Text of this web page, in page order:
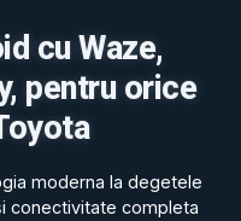
cu Waze,
pentru orice
moderna la degetele
conectivitate completa